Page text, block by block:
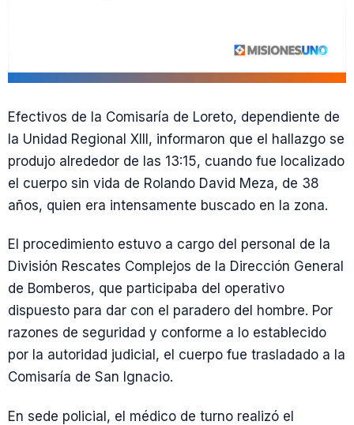
Efectivos de la Comisaría de Loreto, dependiente de
la Unidad Regional XIII, informaron que el hallazgo se
produjo alrededor de las 13:15, cuando fue localizado
el cuerpo sin vida de Rolando David Meza, de 38
años, quien era intensamente buscado en la zona.
El procedimiento estuvo a cargo del personal de la
División Rescates Complejos de la Dirección General
de Bomberos, que participaba del operativo
dispuesto para dar con el paradero del hombre. Por
razones de seguridad y conforme a lo establecido
por la autoridad judicial, el cuerpo fue trasladado a la
Comisaría de San Ignacio.
En sede policial, el médico de turno realizó el